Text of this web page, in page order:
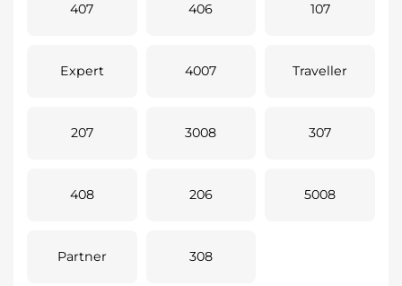
407 406 107
Expert 4007 Traveller
207 3008 307
408 206 5008
Partner 308